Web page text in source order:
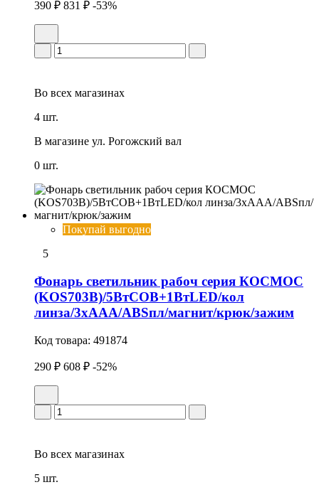
390 ₽ 831 ₽ -53%
Во всех магазинах
4 шт.
В магазине ул. Рогожский вал
0 шт.
Покупай выгодно
5
Фонарь светильник рабоч серия КОСМОС
(KOS703B)/5ВтCOB+1ВтLED/кол
линза/3xAAА/ABSпл/магнит/крюк/зажим
Код товара: 491874
290 ₽ 608 ₽ -52%
Во всех магазинах
5 шт.